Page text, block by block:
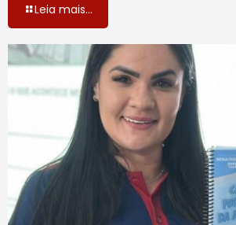
Leia mais...